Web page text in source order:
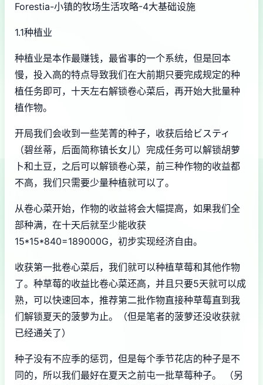
Forestia-小镇的牧场生活攻略-4大基础设施
1.1种植业
种植业是本作最赚钱，最省事的一个系统，但是回本
慢，投入高的特点导致我们在大前期只要完成规定的种
植任务即可，十天左右解锁卷心菜后，再开始大批量种
植作物。
开局我们会收到一些芜菁的种子，收获后给ビスティ
（碧丝蒂，后面简称镇长女儿）完成任务可以解锁胡萝
卜和土豆，之后可以解锁卷心菜，前三种作物的收益都
不高，我们只需要少量种植就可以了。
从卷心菜开始，作物的收益将会大幅提高，如果我们全
部种满，在十天后就至少能收获
15*15*840=189000G，初步实现经济自由。
收获第一批卷心菜后，我们就可以种植草莓和其他作物
了。种草莓的收益比卷心菜还高，并且只要5天就可以成
熟，可以快速回本，推荐第二批作物直接种草莓直到我
们解锁夏天的菠萝为止。（但是笔者的菠萝还没收获就
已经通关了）
种子没有不应季的惩罚，但是每个季节花店的种子是不
同的，所以我们最好在夏天之前屯一批草莓种子。 （另